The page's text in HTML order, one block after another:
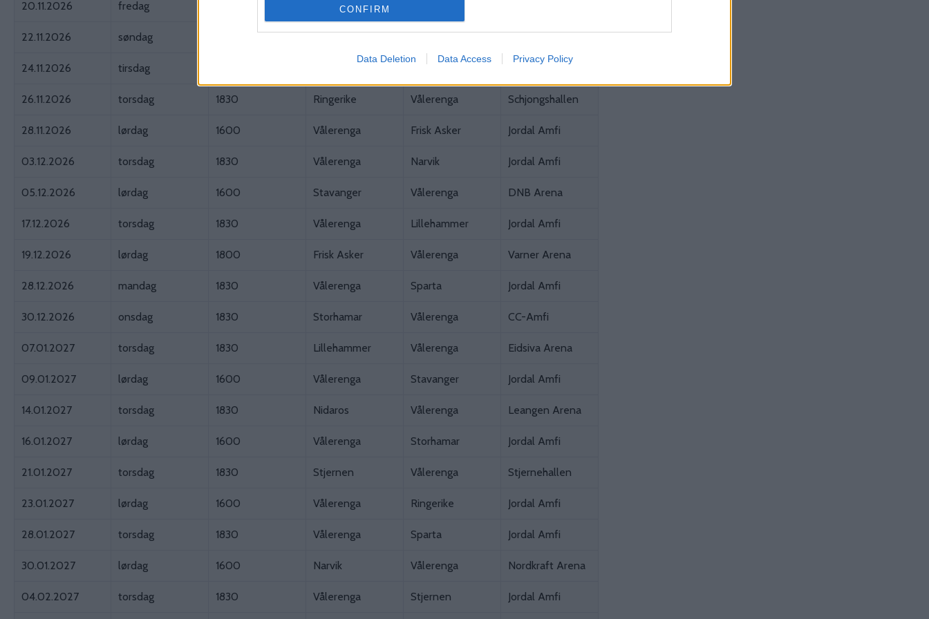
CONFIRM
Data Deletion Data Access Privacy Policy
20.11.2026 fredag Narvik
22.11.2026 søndag Vålerenga Stjernen Jordal Amfi
24.11.2026 tirsdag Nidaros Jordal Amfi
26.11.2026 torsdag 1830 Ringerike Vålerenga Schjongshallen
28.11.2026 lørdag 1600 Vålerenga Frisk Asker Jordal Amfi
03.12.2026 torsdag 1830 Vålerenga Narvik Jordal Amfi
05.12.2026 lørdag 1600 Stavanger Vålerenga DNB Arena
17.12.2026 torsdag 1830 Vålerenga Lillehammer Jordal Amfi
19.12.2026 lørdag 1800 Frisk Asker Vålerenga Varner Arena
28.12.2026 mandag 1830 Vålerenga Sparta Jordal Amfi
30.12.2026 onsdag 1830 Storhamar Vålerenga CC-Amfi
07.01.2027 torsdag 1830 Lillehammer Vålerenga Eidsiva Arena
09.01.2027 lørdag 1600 Vålerenga Stavanger Jordal Amfi
14.01.2027 torsdag 1830 Nidaros Vålerenga Leangen Arena
16.01.2027 lørdag 1600 Vålerenga Storhamar Jordal Amfi
21.01.2027 torsdag 1830 Stjernen Vålerenga Stjernehallen
23.01.2027 lørdag 1600 Vålerenga Ringerike Jordal Amfi
28.01.2027 torsdag 1830 Vålerenga Sparta Jordal Amfi
30.01.2027 lørdag 1600 Narvik Vålerenga Nordkraft Arena
04.02.2027 torsdag 1830 Vålerenga Stjernen Jordal Amfi